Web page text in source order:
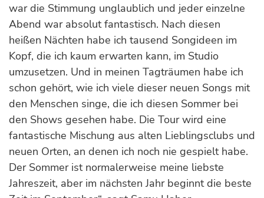
war die Stimmung unglaublich und jeder einzelne
Abend war absolut fantastisch. Nach diesen
heißen Nächten habe ich tausend Songideen im
Kopf, die ich kaum erwarten kann, im Studio
umzusetzen. Und in meinen Tagträumen habe ich
schon gehört, wie ich viele dieser neuen Songs mit
den Menschen singe, die ich diesen Sommer bei
den Shows gesehen habe. Die Tour wird eine
fantastische Mischung aus alten Lieblingsclubs und
neuen Orten, an denen ich noch nie gespielt habe.
Der Sommer ist normalerweise meine liebste
Jahreszeit, aber im nächsten Jahr beginnt die beste